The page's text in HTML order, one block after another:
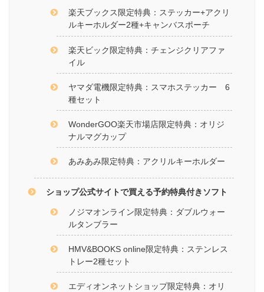
楽天ブックス限定特典：ステッカー+アクリ
ルキーホルダー2種+キャンバスポーチ
楽天ビック限定特典：チェンジクリアファ
イル
ヤマダ電機限定特典：スマホステッカー 6
種セット
WonderGOO楽天市場店限定特典：オリジ
ナルマグカップ
あみあみ限定特典：アクリルキーホルダー
ショップ公式サイトで買える予約特典付きソフト
ノジマオンライン限定特典：ダブルウォー
ルタンブラー
HMV&BOOKS online限定特典：ステンレス
トレー2種セット
エディオンネットショップ限定特典：オリ